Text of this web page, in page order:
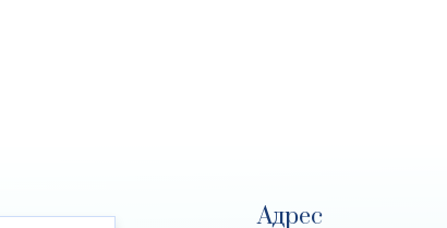
Адрес